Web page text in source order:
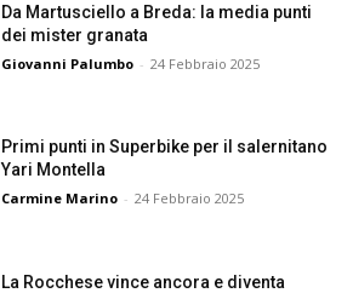
Da Martusciello a Breda: la media punti
dei mister granata
Giovanni Palumbo - 24 Febbraio 2025
Primi punti in Superbike per il salernitano
Yari Montella
Carmine Marino - 24 Febbraio 2025
La Rocchese vince ancora e diventa